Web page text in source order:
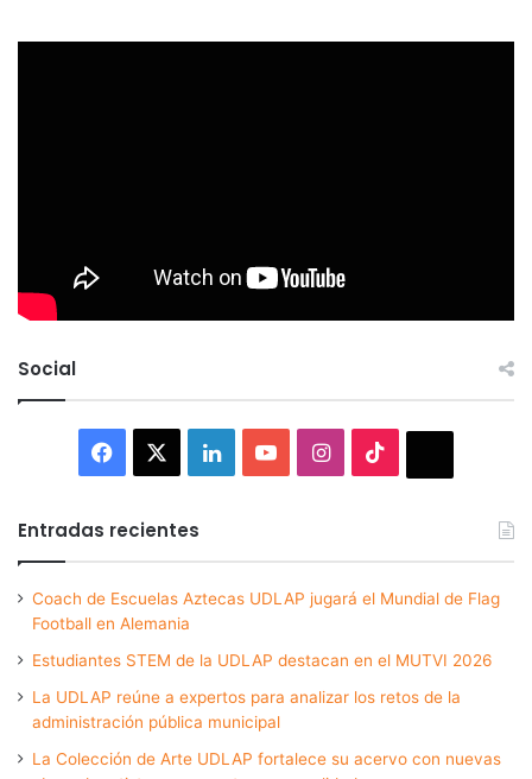
Social
Facebook LinkedInYouTubeInstagram
Entradas recientes
Coach de Escuelas Aztecas UDLAP jugará el Mundial de Flag
Football en Alemania
Estudiantes STEM de la UDLAP destacan en el MUTVI 2026
La UDLAP reúne a expertos para analizar los retos de la
administración pública municipal
La Colección de Arte UDLAP fortalece su acervo con nuevas